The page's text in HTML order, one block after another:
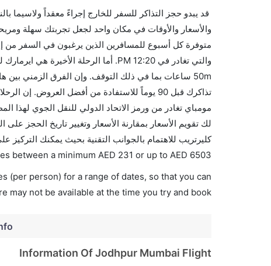
قد يبدو حجز التذاكر للسفر للخارج إجراءً معقداً ولاسيما
متوفرة كل أسبوع للمسافرين الذين يرغبون في السفر من
كليرتريب للاهتمام بالجوانب التقنية بحيث يمكنك التركيز
between a minimum AED 231 or up to AED 6503
(per person) for a range of dates, so that you can
may not be available at the time you try and book.
Information Of Jodhpur Mumbai Flight